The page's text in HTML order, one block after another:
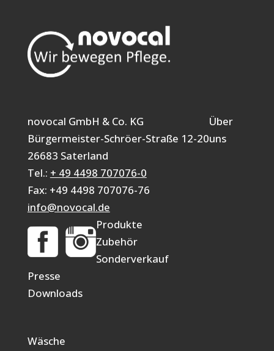
novocal GmbH & Co. KG
Bürgermeister-Schröer-Straße 12-20
26683 Saterland
Tel.: + 49 4498 707076-0
Fax: +49 4498 707076-76
info@novocal.de
Über
uns
Produkte
Zubehör
Sonderverkauf
Presse
Downloads
Wäsche